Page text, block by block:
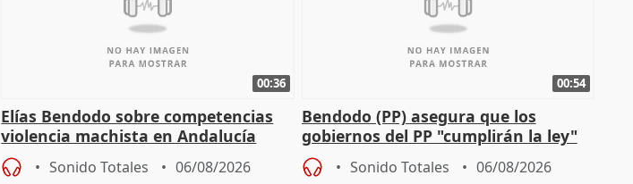
00:36
Elías Bendodo sobre competencias
violencia machista en Andalucía
Sonido Totales 06/08/2026
00:54
Bendodo (PP) asegura que los
gobiernos del PP "cumplirán la ley"
sobre los menores migrantes
Sonido Totales 06/08/2026